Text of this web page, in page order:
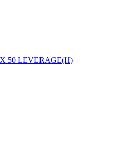
50 LEVERAGE(H)